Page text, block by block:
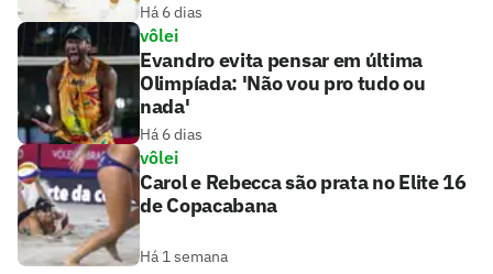
Há 6 dias
vôlei
Evandro evita pensar em última
Olimpíada: 'Não vou pro tudo ou
nada'
Há 6 dias
vôlei
Carol e Rebecca são prata no Elite 16
de Copacabana
Há 1 semana